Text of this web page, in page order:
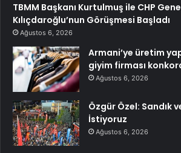
TBMM Başkanı Kurtulmuş ile CHP
Kılıçdaroğlu’nun Görüşmesi Başladı
Ağustos 6, 2026
Armani’ye üretim
giyim firması
Ağustos 6, 2026
Özgür Özel: Sandık
İstiyoruz
Ağustos 6, 2026